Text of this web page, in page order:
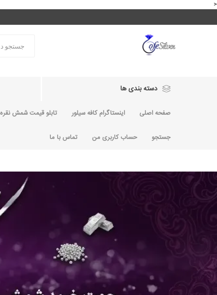
<
دسته بندی ها
صفحه اصلی اینستاگرام کافه سیلور تابلو قیمت شمش نقره
جستجو حساب کاربری من تماس با ما